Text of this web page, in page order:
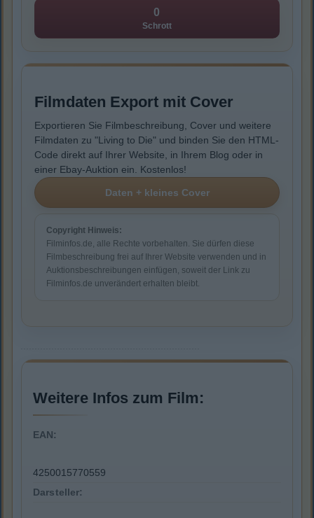
0
Schrott
Filmdaten Export mit Cover
Exportieren Sie Filmbeschreibung, Cover und weitere
Filmdaten zu "Living to Die" und binden Sie den HTML-
Code direkt auf Ihrer Website, in Ihrem Blog oder in
einer Ebay-Auktion ein. Kostenlos!
Copyright Hinweis:
Filminfos.de, alle Rechte vorbehalten. Sie dürfen diese
Filmbeschreibung frei auf Ihrer Website verwenden und in
Auktionsbeschreibungen einfügen, soweit der Link zu
Filminfos.de unverändert erhalten bleibt.
Weitere Infos zum Film:
EAN:
4250015770559
Darsteller: